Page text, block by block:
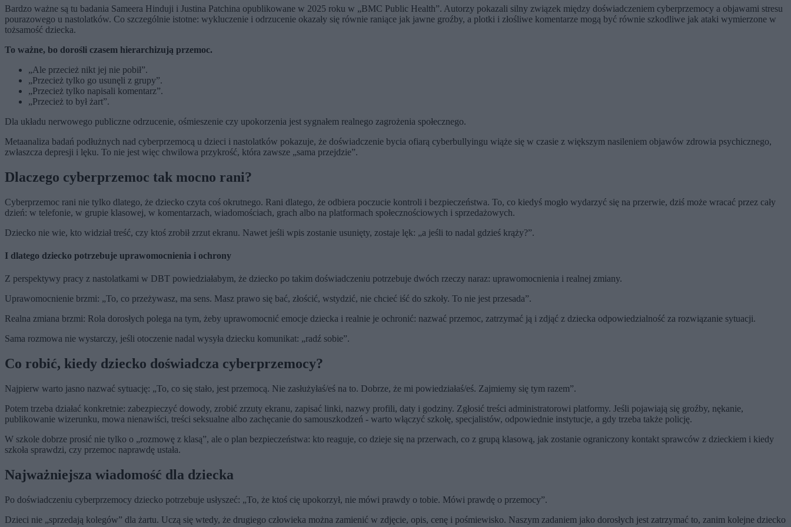
Bardzo ważne są tu badania Sameera Hinduji i Justina Patchina opublikowane w 2025 roku w „BMC Public Health”. Autorzy pokazali silny związek między doświadczeniem cyberprzemocy a objawami stresu
pourazowego u nastolatków. Co szczególnie istotne: wykluczenie i odrzucenie okazały się równie raniące jak jawne groźby, a plotki i złośliwe komentarze mogą być równie szkodliwe jak ataki wymierzone w
tożsamość dziecka.
To ważne, bo dorośli czasem hierarchizują przemoc.
„Ale przecież nikt jej nie pobił”.
„Przecież tylko go usunęli z grupy”.
„Przecież tylko napisali komentarz”.
„Przecież to był żart”.
Dla układu nerwowego publiczne odrzucenie, ośmieszenie czy upokorzenia jest sygnałem realnego zagrożenia społecznego.
Metaanaliza badań podłużnych nad cyberprzemocą u dzieci i nastolatków pokazuje, że doświadczenie bycia ofiarą cyberbullyingu wiąże się w czasie z większym nasileniem objawów zdrowia psychicznego,
zwłaszcza depresji i lęku. To nie jest więc chwilowa przykrość, która zawsze „sama przejdzie”.
Dlaczego cyberprzemoc tak mocno rani?
Cyberprzemoc rani nie tylko dlatego, że dziecko czyta coś okrutnego. Rani dlatego, że odbiera poczucie kontroli i bezpieczeństwa. To, co kiedyś mogło wydarzyć się na przerwie, dziś może wracać przez cały
dzień: w telefonie, w grupie klasowej, w komentarzach, wiadomościach, grach albo na platformach społecznościowych i sprzedażowych.
Dziecko nie wie, kto widział treść, czy ktoś zrobił zrzut ekranu. Nawet jeśli wpis zostanie usunięty, zostaje lęk: „a jeśli to nadal gdzieś krąży?”.
I dlatego dziecko potrzebuje uprawomocnienia i ochrony
Z perspektywy pracy z nastolatkami w DBT powiedziałabym, że dziecko po takim doświadczeniu potrzebuje dwóch rzeczy naraz: uprawomocnienia i realnej zmiany.
Uprawomocnienie brzmi: „To, co przeżywasz, ma sens. Masz prawo się bać, złościć, wstydzić, nie chcieć iść do szkoły. To nie jest przesada”.
Realna zmiana brzmi: Rola dorosłych polega na tym, żeby uprawomocnić emocje dziecka i realnie je ochronić: nazwać przemoc, zatrzymać ją i zdjąć z dziecka odpowiedzialność za rozwiązanie sytuacji.
Sama rozmowa nie wystarczy, jeśli otoczenie nadal wysyła dziecku komunikat: „radź sobie”.
Co robić, kiedy dziecko doświadcza cyberprzemocy?
Najpierw warto jasno nazwać sytuację: „To, co się stało, jest przemocą. Nie zasłużyłaś/eś na to. Dobrze, że mi powiedziałaś/eś. Zajmiemy się tym razem”.
Potem trzeba działać konkretnie: zabezpieczyć dowody, zrobić zrzuty ekranu, zapisać linki, nazwy profili, daty i godziny. Zgłosić treści administratorowi platformy. Jeśli pojawiają się groźby, nękanie,
publikowanie wizerunku, mowa nienawiści, treści seksualne albo zachęcanie do samouszkodzeń - warto włączyć szkołę, specjalistów, odpowiednie instytucje, a gdy trzeba także policję.
W szkole dobrze prosić nie tylko o „rozmowę z klasą”, ale o plan bezpieczeństwa: kto reaguje, co dzieje się na przerwach, co z grupą klasową, jak zostanie ograniczony kontakt sprawców z dzieckiem i kiedy
szkoła sprawdzi, czy przemoc naprawdę ustała.
Najważniejsza wiadomość dla dziecka
Po doświadczeniu cyberprzemocy dziecko potrzebuje usłyszeć: „To, że ktoś cię upokorzył, nie mówi prawdy o tobie. Mówi prawdę o przemocy”.
Dzieci nie „sprzedają kolegów” dla żartu. Uczą się wtedy, że drugiego człowieka można zamienić w zdjęcie, opis, cenę i pośmiewisko. Naszym zadaniem jako dorosłych jest zatrzymać to, zanim kolejne dziecko